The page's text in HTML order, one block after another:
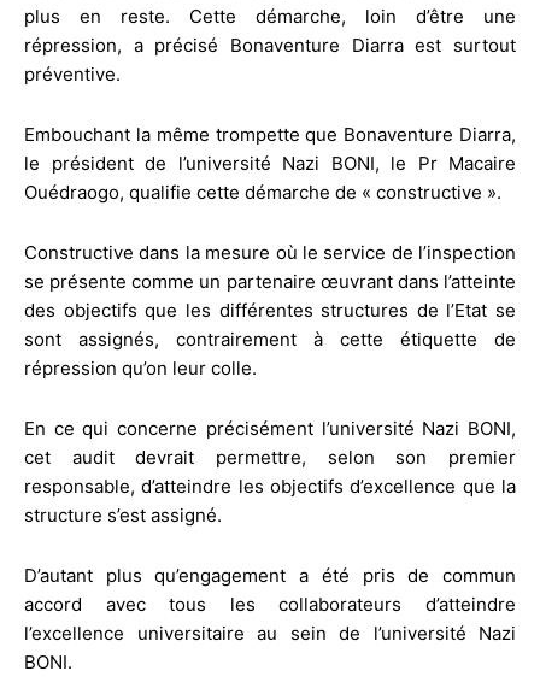
plus en reste. Cette démarche, loin d’être une
répression, a précisé Bonaventure Diarra est surtout
préventive.
Embouchant la même trompette que Bonaventure Diarra,
le président de l’université Nazi BONI, le Pr Macaire
Ouédraogo, qualifie cette démarche de « constructive ».
Constructive dans la mesure où le service de l’inspection
se présente comme un partenaire œuvrant dans l’atteinte
des objectifs que les différentes structures de l’Etat se
sont assignés, contrairement à cette étiquette de
répression qu’on leur colle.
En ce qui concerne précisément l’université Nazi BONI,
cet audit devrait permettre, selon son premier
responsable, d’atteindre les objectifs d’excellence que la
structure s’est assigné.
D’autant plus qu’engagement a été pris de commun
accord avec tous les collaborateurs d’atteindre
l’excellence universitaire au sein de l’université Nazi
BONI.